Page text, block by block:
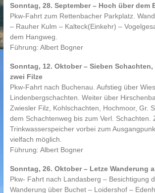
Sonntag, 28. September – Hoch über dem
Pkw-Fahrt zum Rettenbacher Parkplatz.
– Rauher Kulm – Kalteck(Einkehr) –
dem Hangweg.
Führung: Albert Bogner
Sonntag, 12. Oktober – Sieben Schachten,
zwei Filze
Pkw-Fahrt nach Buchenau. Aufstieg über
Lindenbergschachten. Weiter über
Zwiesler Filz, Kohlschachten, Hochmoor, Gr.
dem Schachtenweg bis zum Verl. Schachten.
Trinkwasserspeicher vorbei zum
vielfach möglich.
Führung: Albert Bogner
Sonntag, 26. Oktober – Letze Wanderung
Pkw- Fahrt nach Landasberg – Besichtigung
Wanderung über Buchet – Loidershof –